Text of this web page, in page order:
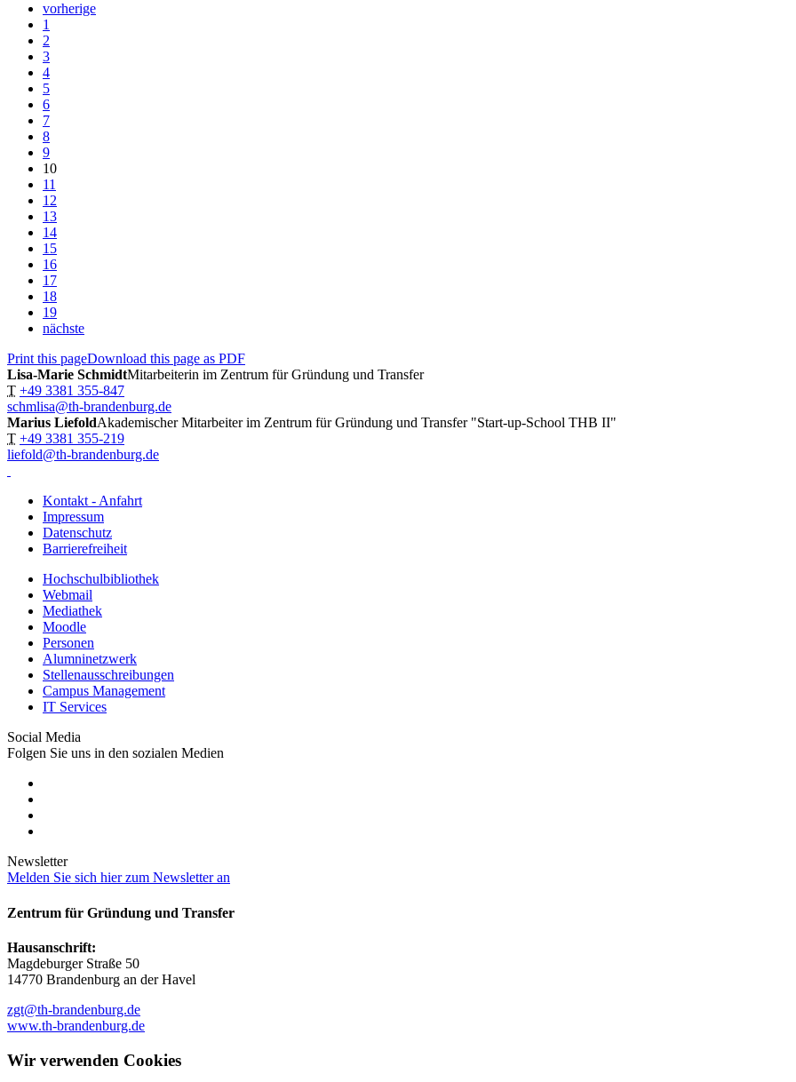
vorherige
1
2
3
4
5
6
7
8
9
10
11
12
13
14
15
16
17
18
19
nächste
Print this pageDownload this page as PDF
Lisa-Marie SchmidtMitarbeiterin im Zentrum für Gründung und Transfer
T +49 3381 355-847
schmlisa@th-brandenburg.de
Marius LiefoldAkademischer Mitarbeiter im Zentrum für Gründung und Transfer "Start-up-School THB II"
T +49 3381 355-219
liefold@th-brandenburg.de
Kontakt - Anfahrt
Impressum
Datenschutz
Barrierefreiheit
Hochschulbibliothek
Webmail
Mediathek
Moodle
Personen
Alumninetzwerk
Stellenausschreibungen
Campus Management
IT Services
Social Media
Folgen Sie uns in den sozialen Medien
Newsletter
Melden Sie sich hier zum Newsletter an
Zentrum für Gründung und Transfer
Hausanschrift:
Magdeburger Straße 50
14770 Brandenburg an der Havel
zgt@th-brandenburg.de
www.th-brandenburg.de
Wir verwenden Cookies